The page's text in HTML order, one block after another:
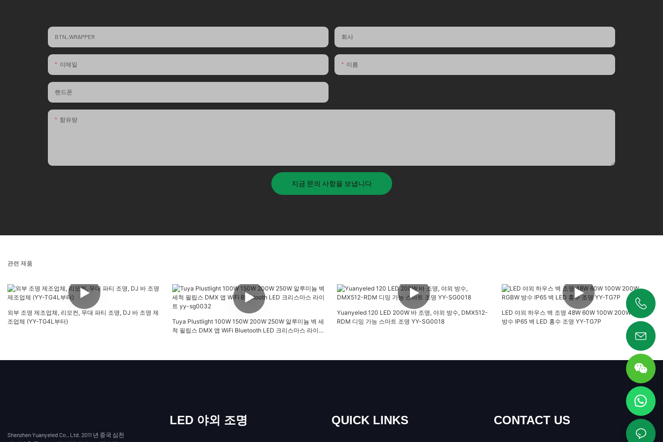
BTN_WRAPPER 회사
이메일 이름
핸드폰
함유량
지금 문의 사항을 보냅니다
관련 제품
외부 조명 제조업체, 리모컨, 무대 파티 조명, DJ 바 조명 제
조업체 (YY-TG4L부터)
Tuya Plustlight 100W 150W 200W 250W 알루미늄 벽 세
척 필립스 DMX 앱 WiFi Bluetooth LED 크리스마스 라이트
Yuanyeled 120 LED 200W 바 조명, 야외 방수, DMX512-
RDM 디밍 가능 스마트 조명 YY-SG0018
LED 야외 하우스 벽 조명 48W 60W 100W 200W RGBW
방수 IP65 벽 LED 홍수 조명 YY-TG7P
Shenzhen Yuanyeled Co., Ltd. 2011 년 중국 심천
LED 야외 조명 QUICK LINKS CONTACT US